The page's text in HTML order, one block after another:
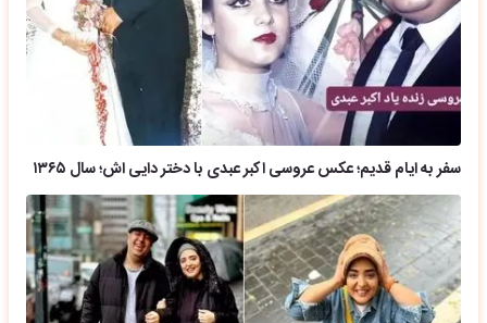
سفر به ایام قدیم؛ عکس عروسی اکبر عبدی با دختر دایی اش؛ سال ۱۳۶۵